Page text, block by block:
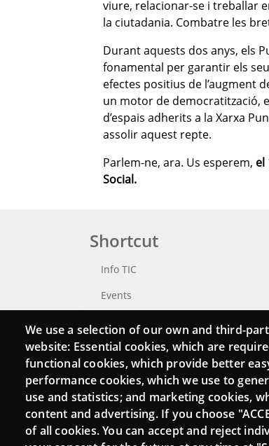
viure, relacionar-se i treballar
la ciutadania. Combatre les
Durant aquests dos anys, els
fonamental per garantir els
efectes positius de l’augment
un motor de democratització,
d’espais adherits a la Xarxa
assolir aquest repte.
Parlem-ne, ara. Us esperem, el
Social.
Shortcut
Info TIC
Events
Catalogue of experts
Job and volunteer board
Search your Punt TIC
We use a selection of our own and third-
website: Essential cookies, which are
functional cookies, which provide better
performance cookies, which we use to
use and statistics; and marketing cookies,
content and advertising. If you choose
of all cookies. You can accept and reject